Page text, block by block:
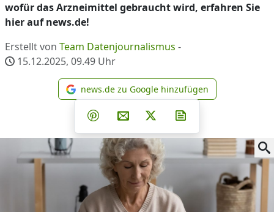
wofür das Arzneimittel gebraucht wird, erfahren Sie
hier auf news.de!
Erstellt von Team Datenjournalismus -
15.12.2025, 09.49 Uhr
news.de zu Google
news.de zu Google hinzufügen
Teilen auf Facebook
Teilen auf Whatsapp
Teilen auf Telegram
Teilen auf Pinterest
Per E-Mail teilen
Post auf X